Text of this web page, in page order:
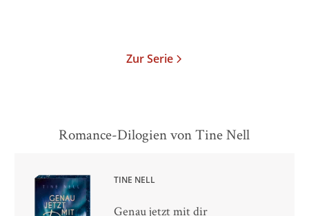
Zur Serie
Romance-Dilogien von Tine Nell
TINE NELL
Genau jetzt mit dir